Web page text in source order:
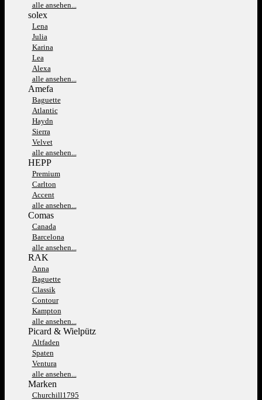
alle ansehen...
solex
Lena
Julia
Karina
Lea
Alexa
alle ansehen...
Amefa
Baguette
Atlantic
Haydn
Sierra
Velvet
alle ansehen...
HEPP
Premium
Carlton
Accent
alle ansehen...
Comas
Canada
Barcelona
alle ansehen...
RAK
Anna
Baguette
Classik
Contour
Kampton
alle ansehen...
Picard & Wielpütz
Altfaden
Spaten
Ventura
alle ansehen...
Marken
Churchill1795